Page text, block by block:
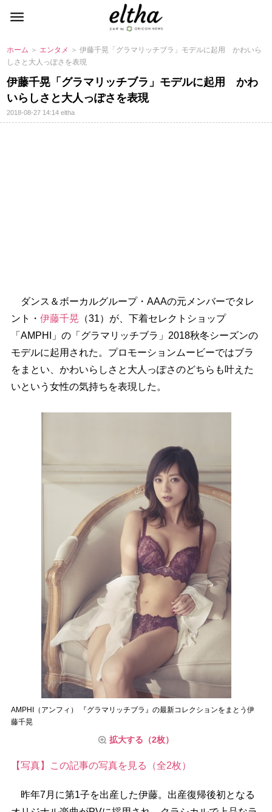
ホーム ＞ エンタメ ＞ 伊藤千晃「グラマリッチブラ」モデルに起用 かわいら
しさと大人っぽさを表現
伊藤千晃「グラマリッチブラ」モデルに起用 かわ
いらしさと大人っぽさを表現
2018-08-27 14:14eltha
ダンス＆ボーカルグループ・AAAの元メンバーでタレ
ント・ 伊藤千晃 （31）が、下着セレクトショップ
「AMPHI」の「グラマリッチブラ」2018秋冬シーズンの
モデルに起用された。プロモーションムービーではブラ
をまとい、かわいらしさと大人っぽさのどちらも叶えた
いという女性の気持ちを表現した。
AMPHI（アンフィ） 『グラマリッチブラ』の最新コレクションをまとう伊
藤千晃
拡大する（2枚）
【写真】この記事の写真を見る（全2枚）
昨年7月に第1子を出産した伊藤。出産復帰後初となる